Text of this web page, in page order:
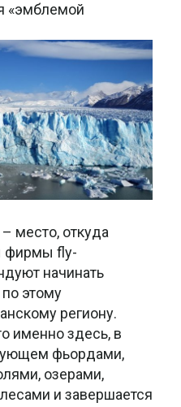
«эмблемой
место, откуда
фирмы fly-
начинать
этому
региону.
именно здесь, в
фьордами,
озерами,
и завершается